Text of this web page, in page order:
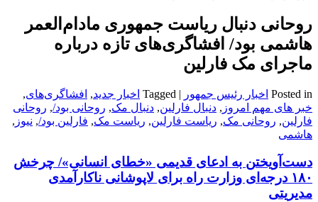
روحانی دنبال ریاست جمهوری مادام‌العمر
هاشمی بود/ افشاگری‌های تازه درباره
ماجرای مک فارلین
Posted in اخبار رئیس جمهور Tagged اخبار جدید, افشاگری‌های,
خبر های مهم امروز , دنبال فارلین, دنبال مک, روحانی بود/, روحانی
فارلین, روحانی مک, ریاست فارلین, ریاست مک, فارلین بود/, نیوز ,
هاشمی
دست‌آویختن به ادعای قدیمی‌‌ «خطای انسانی»‌/ چرخش
۱۸‌۰ درجه‌ای وزارت راه برای لاپوشانی ناکارآمدی
مدیریتی